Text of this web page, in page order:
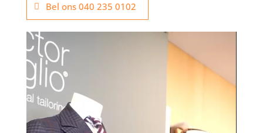
Bel ons 040 235 0102
Videospeler